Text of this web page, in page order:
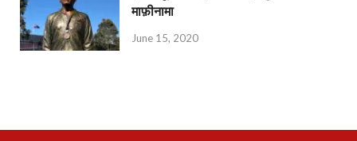
माफ़ीनामा
June 15, 2020